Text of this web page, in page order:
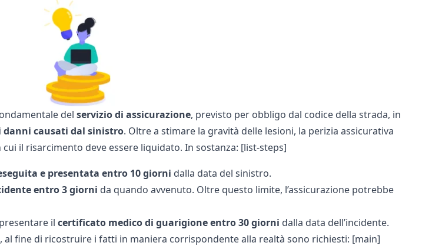
del servizio di assicurazione, previsto per obbligo dal codice della strada, in
danni causati dal sinistro. Oltre a stimare la gravità delle lesioni, la perizia assicurativa
il risarcimento deve essere liquidato. In sostanza: [list-steps]
e presentata entro 10 giorni dalla data del sinistro.
entro 3 giorni da quando avvenuto. Oltre questo limite, l’assicurazione potrebbe
il certificato medico di guarigione entro 30 giorni dalla data dell’incidente.
fine di ricostruire i fatti in maniera corrispondente alla realtà sono richiesti: [main]